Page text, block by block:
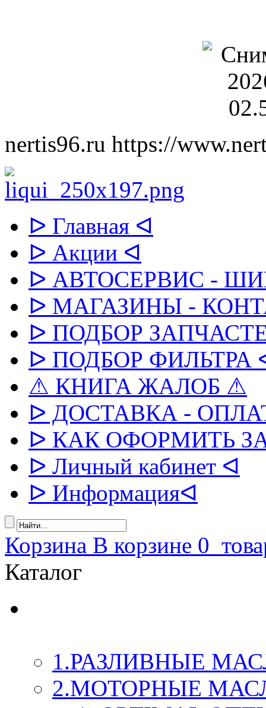
nertis96.ru https://
ᐅ Главная ᐊ
ᐅ Акции ᐊ
ᐅ АВТОСЕРВИС -
ᐅ МАГАЗИНЫ -
ᐅ ПОДБОР
ᐅ ПОДБОР ФИЛЬТРА
⚠ КНИГА ЖАЛОБ ⚠
ᐅ ДОСТАВКА -
ᐅ КАК ОФОРМИТЬ
ᐅ Личный кабинет ᐊ
ᐅ Информацияᐊ
Корзина В корзине 0
Каталог
1.РАЗЛИВНЫЕ
2.МОТОРНЫЕ